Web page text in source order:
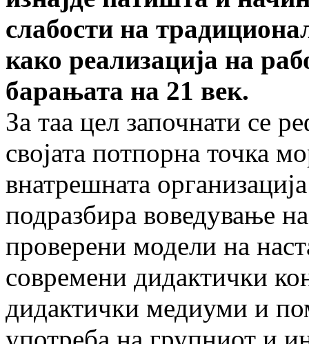
слабости на
како реализација на
барањата на 21 век.
За таа цел започнати се
својата пот­порна точка
внатрешната
подразбира воведување
прове­ре­ни модели на
современи дидактички
дидактички медиуми и